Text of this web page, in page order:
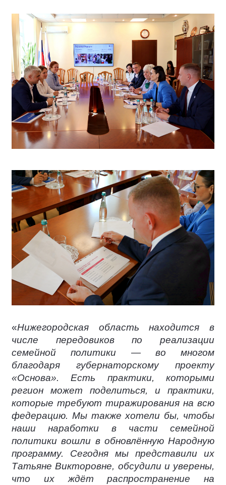
«Нижегородская область находится в
числе передовиков по реализации
семейной политики — во многом
благодаря губернаторскому проекту
«Основа». Есть практики, которыми
регион может поделиться, и практики,
которые требуют тиражирования на всю
федерацию. Мы также хотели бы, чтобы
наши наработки в части семейной
политики вошли в обновлённую Народную
программу. Сегодня мы представили их
Татьяне Викторовне, обсудили и уверены,
что их ждёт распространение на